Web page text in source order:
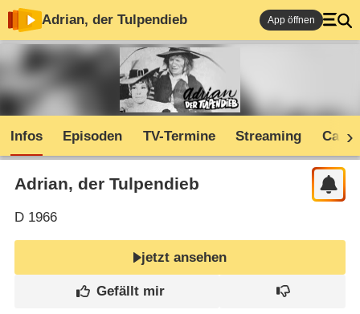
Adrian, der Tulpendieb App öffnen
Infos Episoden TV-Termine Streaming Cast
Adrian, der Tulpendieb
D1966
jetzt ansehen